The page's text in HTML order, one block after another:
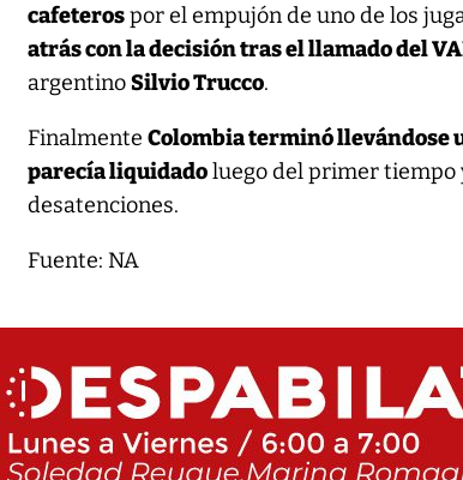
cafeterospor el empujón de uno de los
atrás con la decisión tras el llamado del
argentinoSilvio Trucco.
FinalmenteColombia terminó llevándose
parecía liquidadoluego del primer tiempo
desatenciones.
Fuente: NA